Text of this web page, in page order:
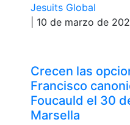
Jesuits Global
| 10 de marzo de
Crecen las
Francisco
Foucauld el 30
Marsella